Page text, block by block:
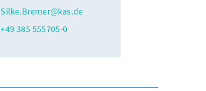
Silke.Bremer@kas.de
+49 385 555705-0